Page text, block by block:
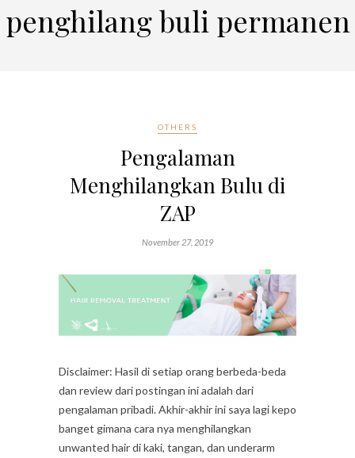
penghilang buli permanen
OTHERS
Pengalaman
Menghilangkan Bulu di
ZAP
November 27, 2019
Disclaimer: Hasil di setiap orang berbeda-beda
dan review dari postingan ini adalah dari
pengalaman pribadi. Akhir-akhir ini saya lagi kepo
banget gimana cara nya menghilangkan
unwanted hair di kaki, tangan, dan underarm